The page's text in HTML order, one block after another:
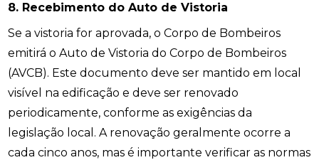
8. Recebimento do Auto de Vistoria
Se a vistoria for aprovada, o Corpo de Bombeiros
emitirá o Auto de Vistoria do Corpo de Bombeiros
(AVCB). Este documento deve ser mantido em local
visível na edificação e deve ser renovado
periodicamente, conforme as exigências da
legislação local. A renovação geralmente ocorre a
cada cinco anos, mas é importante verificar as normas